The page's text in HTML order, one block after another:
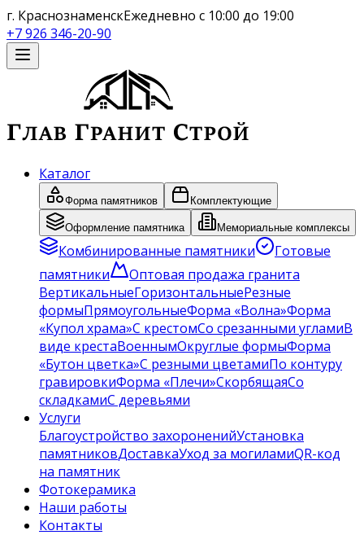
г. КраснознаменскЕжедневно с 10:00 до 19:00
+7 926 346-20-90
Каталог
Форма памятников Комплектующие
Оформление памятника Мемориальные комплексы
Комбинированные памятники
Готовые
памятники
Оптовая продажа гранита
ВертикальныеГоризонтальныеРезные
формыПрямоугольныеФорма «Волна»Форма
«Купол храма»С крестомСо срезанными угламиВ
виде крестаВоеннымОкруглые формыФорма
«Бутон цветка»С резными цветамиПо контуру
гравировкиФорма «Плечи»СкорбящаяСо
складкамиС деревьями
Услуги
Благоустройство захороненийУстановка
памятниковДоставкаУход за могиламиQR-код
на памятник
Фотокерамика
Наши работы
Контакты